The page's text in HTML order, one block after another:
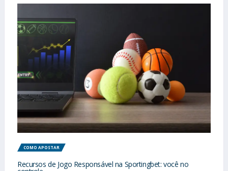
COMO APOSTAR
Recursos de Jogo Responsável na Sportingbet: você no